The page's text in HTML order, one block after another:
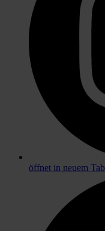
öffnet in neuem Tab